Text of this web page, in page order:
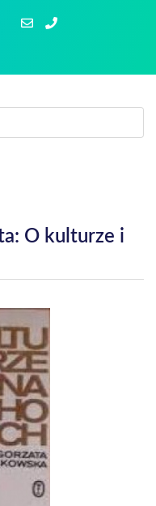
O kulturze i